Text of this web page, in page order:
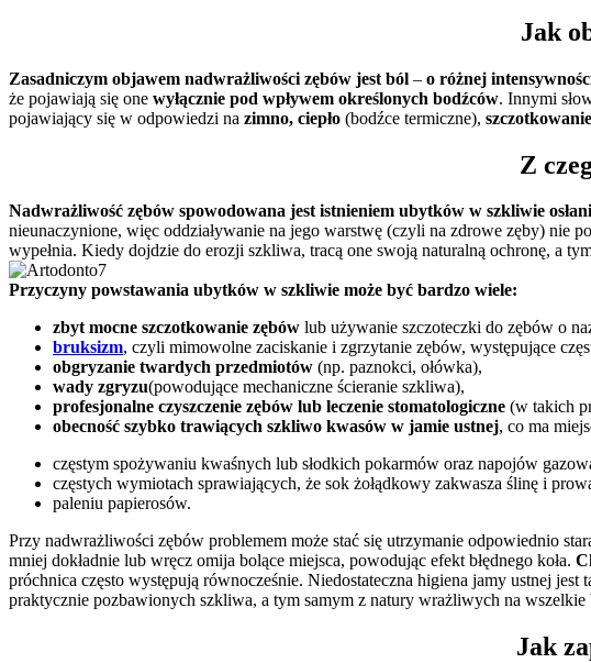
Jak
Zasadniczym objawem nadwrażliwości zębów jest ból – o różnej
że pojawiają się one wyłącznie pod wpływem określonych bodźców. Innymi
pojawiający się w odpowiedzi na zimno, ciepło (bodźce termiczne),
Z
Nadwrażliwość zębów spowodowana jest istnieniem ubytków w szkliwie
nieunaczynione, więc oddziaływanie na jego warstwę (czyli na zdrowe zęby) nie
wypełnia. Kiedy dojdzie do erozji szkliwa, tracą one swoją naturalną ochronę, a
Przyczyny powstawania ubytków w szkliwie może być bardzo wiele:
zbyt mocne szczotkowanie zębów lub używanie szczoteczki do zębów o
bruksizm, czyli mimowolne zaciskanie i zgrzytanie zębów, występujące
obgryzanie twardych przedmiotów (np. paznokci, ołówka),
wady zgryzu(powodujące mechaniczne ścieranie szkliwa),
profesjonalne czyszczenie zębów lub leczenie stomatologiczne (w takich
obecność szybko trawiących szkliwo kwasów w jamie ustnej, co ma
częstym spożywaniu kwaśnych lub słodkich pokarmów oraz napojów
częstych wymiotach sprawiających, że sok żołądkowy zakwasza ślinę i
paleniu papierosów.
Przy nadwrażliwości zębów problemem może stać się utrzymanie odpowiednio
mniej dokładnie lub wręcz omija bolące miejsca, powodując efekt błędnego koła.
próchnica często występują równocześnie. Niedostateczna higiena jamy ustnej jest
praktycznie pozbawionych szkliwa, a tym samym z natury wrażliwych na wszelkie
Jak